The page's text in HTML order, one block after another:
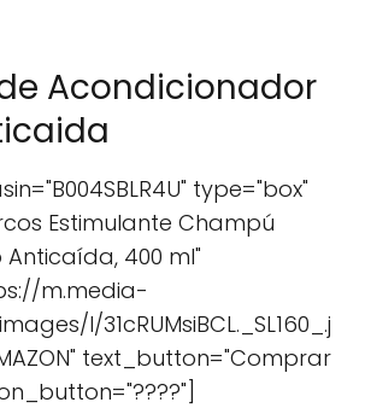
Acondicionador
type="box"
Estimulante Champú
400 ml"
m.media-
I/31cRUMsiBCL._SL160_.j
text_button="Comprar